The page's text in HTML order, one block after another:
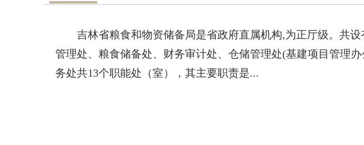
吉林省粮食和物资储备局是省政府直属机构,为正厅级。共
管理处、粮食储备处、财务审计处、仓储管理处(基建项目管理
务处共13个职能处（室），其主要职责是...